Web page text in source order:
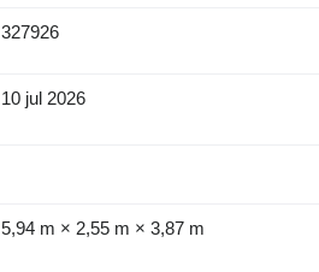
327926
10 jul 2026
5,94 m × 2,55 m × 3,87 m